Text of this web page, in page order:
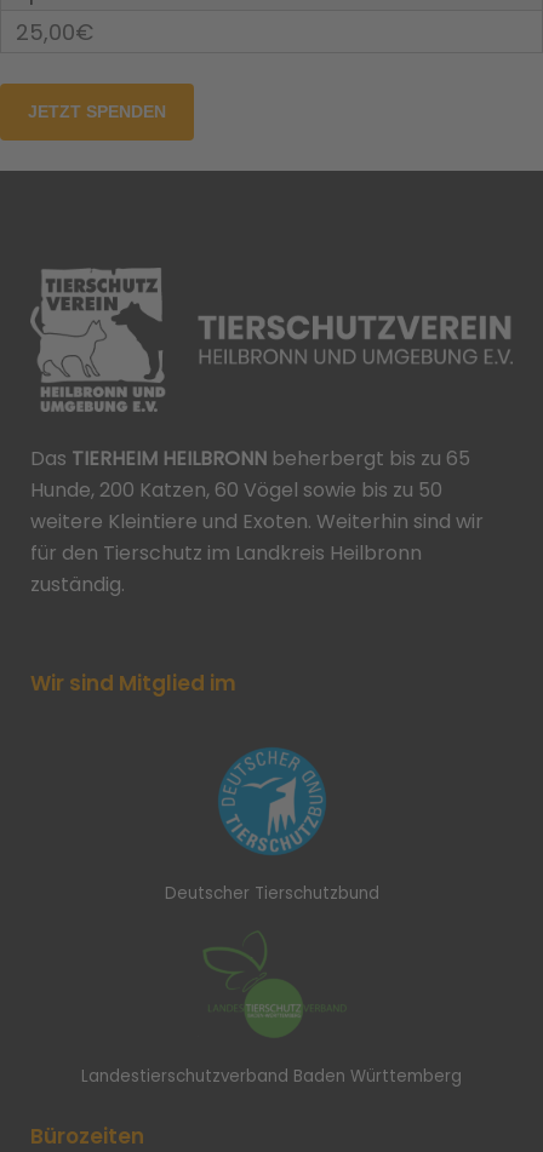
25,00€
Das TIERHEIM HEILBRONN beherbergt bis zu 65
Hunde, 200 Katzen, 60 Vögel sowie bis zu 50
weitere Kleintiere und Exoten. Weiterhin sind wir
für den Tierschutz im Landkreis Heilbronn
zuständig.
Wir sind Mitglied im
Deutscher Tierschutzbund
Landestierschutzverband Baden Württemberg
Bürozeiten